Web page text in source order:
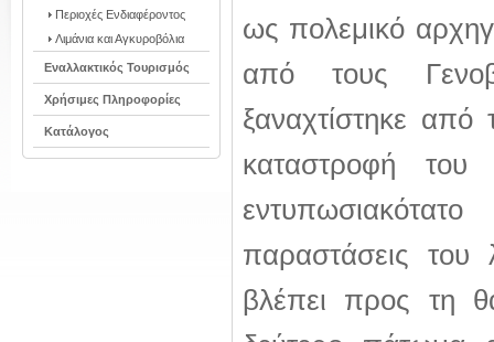
Περιοχές Ενδιαφέροντος
Λιμάνια και Αγκυροβόλια
Εναλλακτικός Τουρισμός
Χρήσιμες Πληροφορίες
Κατάλογος
ως πολεμικό
από τους
ξαναχτίστηκε από
καταστροφή
παραστάσεις του
βλέπει προς τη